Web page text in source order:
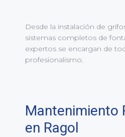
Desde la instalación de
sistemas completos de
expertos se encargan de
profesionalismo.
Mantenimiento
en Ragol